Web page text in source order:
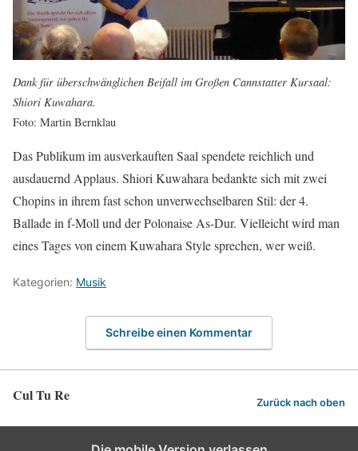
Dank für überschwänglichen Beifall im Großen Cannstatter Kursaal:
Shiori Kuwahara.
Foto: Martin Bernklau
Das Publikum im ausverkauften Saal spendete reichlich und
ausdauernd Applaus. Shiori Kuwahara bedankte sich mit zwei
Chopins in ihrem fast schon unverwechselbaren Stil: der 4.
Ballade in f-Moll und der Polonaise As-Dur. Vielleicht wird man
eines Tages von einem Kuwahara Style sprechen, wer weiß.
Kategorien: Musik
Schreibe einen Kommentar
Cul Tu Re Zurück nach oben